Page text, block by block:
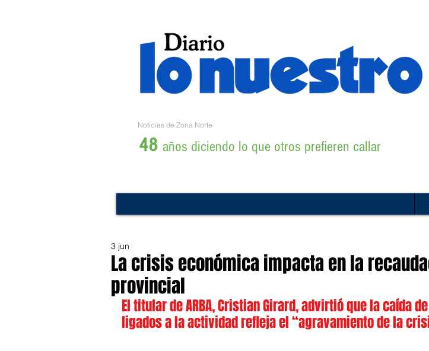
Noticias de Zona Norte
48 años diciendo lo que otros prefieren callar
La crisis económica impacta en la
provincial
3 jun
El titular de ARBA, Cristian Girard, advirtió que la caída
ligados a la actividad refleja el “agravamiento de la